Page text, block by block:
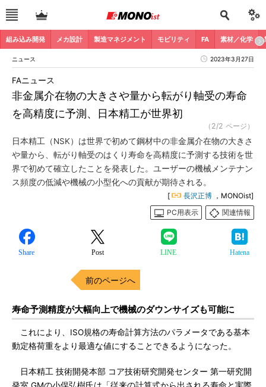
組み込み開発 メカ設計 製造マネジメント モビリティ FA 素材／化学
ニュース 2023年3月27日
非金属介在物の大きさや量から転がり軸受の寿命
を高精度に予測、日本精工が世界初
FAニュース
（2/2 ページ）
日本精工（NSK）は世界で初めて鋼材中の非金属介在物の大きさ
や量から、転がり軸受のはくり寿命を高精度に予測する技術を世
界で初めて確立したことを発表した。ユーザーの機械メンテナン
ス頻度の低減や機械の小型化への貢献が期待される。
[ 長沢正博 ，MONOist]
PC用表示
関連情報
Share Post LINE Hatena
前のページへ
寿命予測精度が大幅向上で機械のダウンサイズも可能に
これにより、ISO規格の寿命計算方法のパラメータである基本
動定格荷重をより最適な値にすることできるようになった。
日本精工 技術開発本部 コア技術研究開発センター 第一研究開